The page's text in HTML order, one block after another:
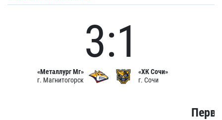
«Металлург Мг»
г. Магнитогорск
3:1
«ХК Сочи»
г. Сочи